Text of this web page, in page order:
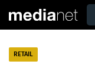
RETAIL